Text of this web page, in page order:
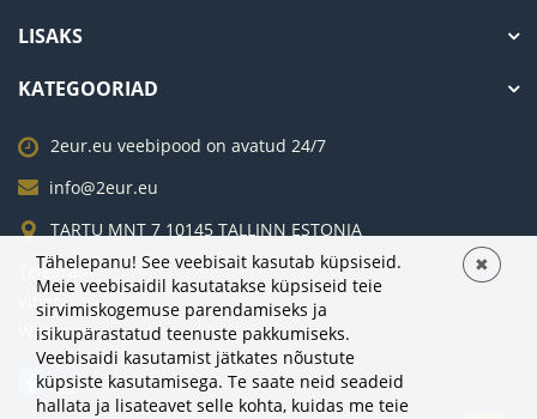
LISAKS
KATEGOORIAD
2eur.eu veebipood on avatud 24/7
info@2eur.eu
TARTU MNT 7 10145 TALLINN ESTONIA
Telegram
Viber
Whatsapp
Tähelepanu! See veebisait kasutab küpsiseid.
Meie veebisaidil kasutatakse küpsiseid teie
sirvimiskogemuse parendamiseks ja
isikupärastatud teenuste pakkumiseks.
Veebisaidi kasutamist jätkates nõustute
küpsiste kasutamisega. Te saate neid seadeid
hallata ja lisateavet selle kohta, kuidas me teie
✖